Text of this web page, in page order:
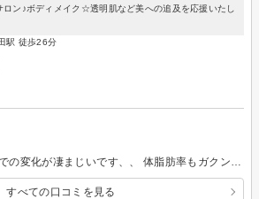
ン♪ボディメイク☆透明肌など美への追及を応援いたし
駅 徒歩26分
すべての口コミを見る